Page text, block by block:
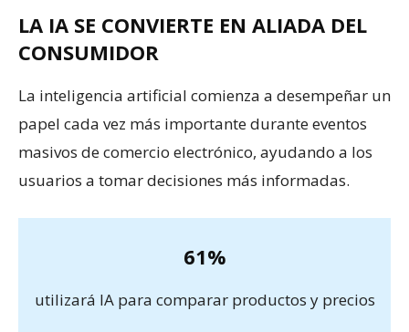
LA IA SE CONVIERTE EN ALIADA DEL
CONSUMIDOR
La inteligencia artificial comienza a desempeñar un
papel cada vez más importante durante eventos
masivos de comercio electrónico, ayudando a los
usuarios a tomar decisiones más informadas.
61%
utilizará IA para comparar productos y precios